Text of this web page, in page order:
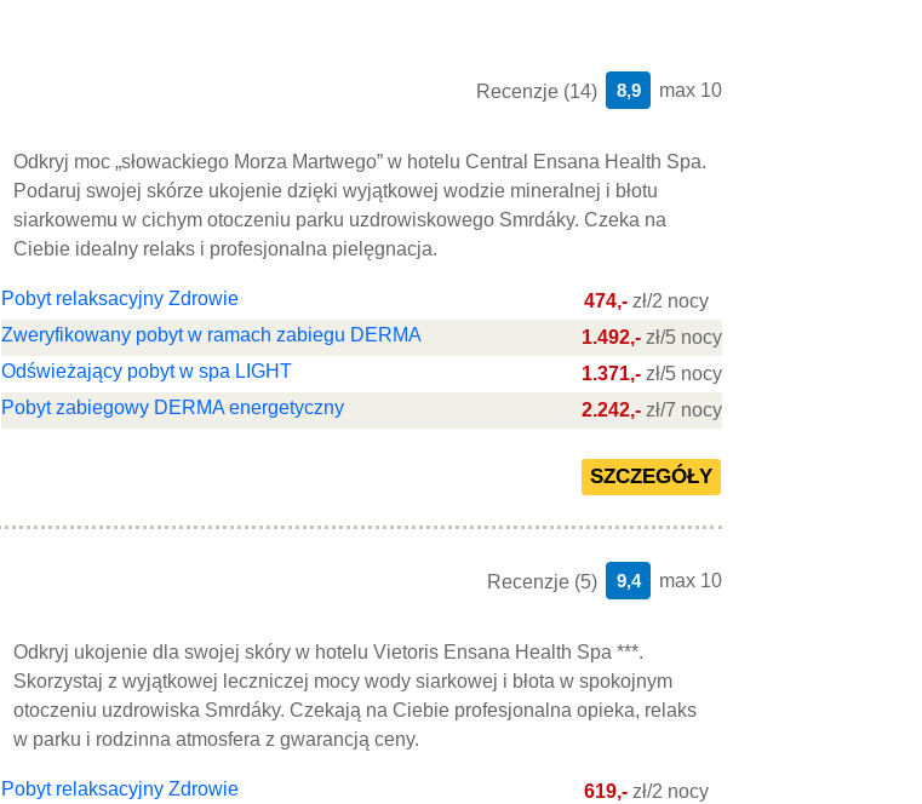
Recenzje (14) max 10
8,9
Odkryj moc „słowackiego Morza Martwego” w hotelu Central Ensana Health Spa.
Podaruj swojej skórze ukojenie dzięki wyjątkowej wodzie mineralnej i błotu
siarkowemu w cichym otoczeniu parku uzdrowiskowego Smrdáky. Czeka na
Ciebie idealny relaks i profesjonalna pielęgnacja.
Pobyt relaksacyjny Zdrowie 474,- zł/2 nocy
Zweryfikowany pobyt w ramach zabiegu DERMA
1.492,- zł/5 nocy
Odświeżający pobyt w spa LIGHT
1.371,- zł/5 nocy
Pobyt zabiegowy DERMA energetyczny
2.242,- zł/7 nocy
Recenzje (5) max 10
9,4
Odkryj ukojenie dla swojej skóry w hotelu Vietoris Ensana Health Spa ***.
Skorzystaj z wyjątkowej leczniczej mocy wody siarkowej i błota w spokojnym
otoczeniu uzdrowiska Smrdáky. Czekają na Ciebie profesjonalna opieka, relaks
w parku i rodzinna atmosfera z gwarancją ceny.
Pobyt relaksacyjny Zdrowie 619,- zł/2 nocy